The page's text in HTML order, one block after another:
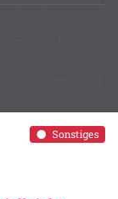
Sonstiges